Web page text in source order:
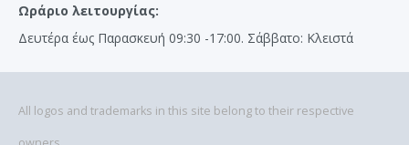
Ωράριο λειτουργίας:
Δευτέρα έως Παρασκευή 09:30 -17:00. Σάββατο: Κλειστά
All logos and trademarks in this site belong to their respective